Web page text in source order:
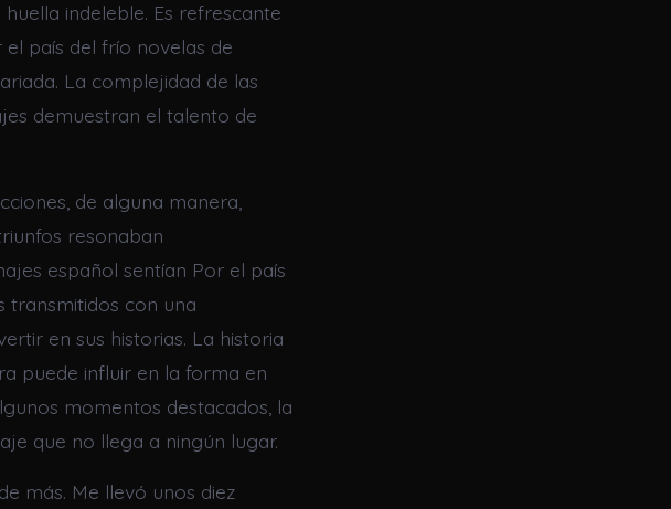
indeleble. Es refrescante
país del frío novelas de
La complejidad de las
demuestran el talento de
de alguna manera,
resonaban
español sentían Por el país
transmitidos con una
en sus historias. La historia
puede influir en la forma en
momentos destacados, la
que no llega a ningún lugar.
más. Me llevó unos diez